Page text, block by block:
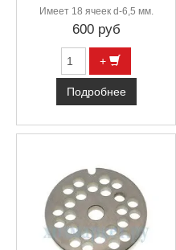
Имеет 18 ячеек d-6,5 мм.
600 руб
+
Подробнее